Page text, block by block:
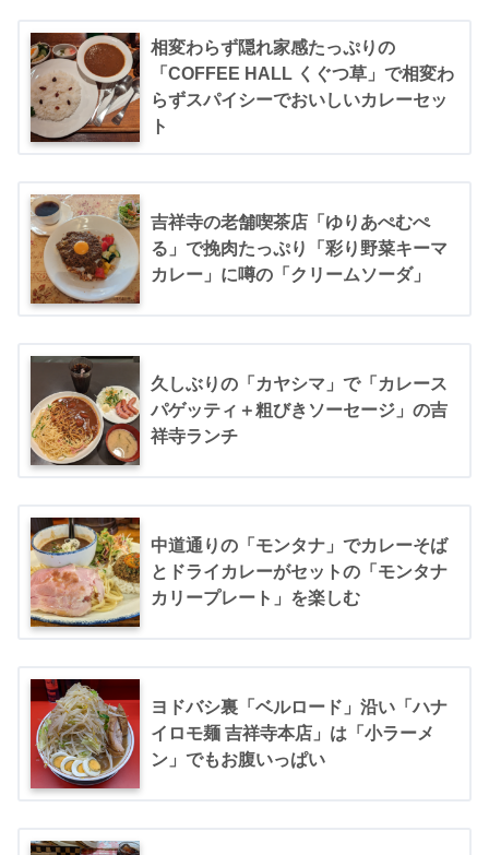
相変わらず隠れ家感たっぷりの
「COFFEE HALL くぐつ草」で相変わ
らずスパイシーでおいしいカレーセッ
ト
吉祥寺の老舗喫茶店「ゆりあぺむぺ
る」で挽肉たっぷり「彩り野菜キーマ
カレー」に噂の「クリームソーダ」
久しぶりの「カヤシマ」で「カレース
パゲッティ＋粗びきソーセージ」の吉
祥寺ランチ
中道通りの「モンタナ」でカレーそば
とドライカレーがセットの「モンタナ
カリープレート」を楽しむ
ヨドバシ裏「ベルロード」沿い「ハナ
イロモ麺 吉祥寺本店」は「小ラーメ
ン」でもお腹いっぱい